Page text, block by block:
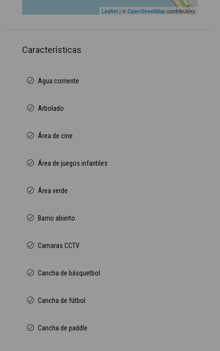
Leaflet | ©OpenStreetMapcontributors
Características
Agua corriente
Arbolado
Área de cine
Área de juegos infantiles
Área verde
Barrio abierto
Camaras CCTV
Cancha de básquetbol
Cancha de fútbol
Cancha de paddle